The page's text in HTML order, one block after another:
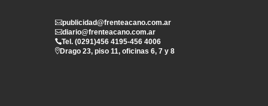
publicidad@frenteacano.com.ar
diario@frenteacano.com.ar
Tel. (0291)456 4195-456 4006
Drago 23, piso 11, oficinas 6, 7 y 8